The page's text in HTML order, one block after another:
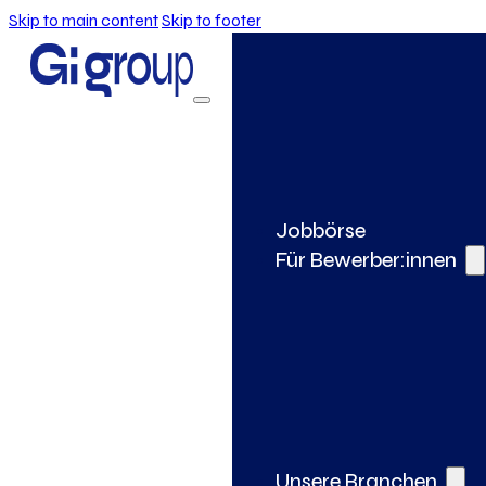
Skip to main contentSkip to footer
Jobbörse
Für Bewerber:innen